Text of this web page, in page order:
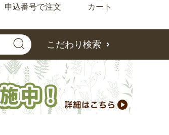
申込番号で注文 カート
こだわり検索